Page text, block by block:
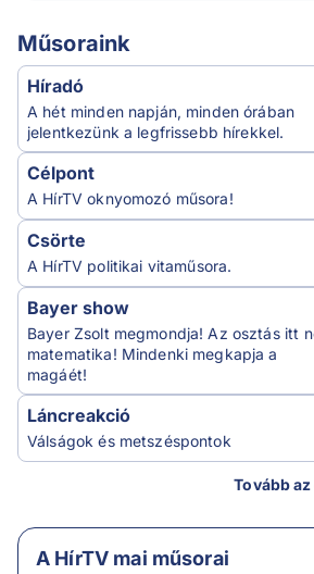
Műsoraink
Híradó
A hét minden napján, minden órában
jelentkezünk a legfrissebb hírekkel.
Célpont
A HírTV oknyomozó műsora!
Csörte
A HírTV politikai vitaműsora.
Bayer show
Bayer Zsolt megmondja! Az osztás itt
matematika! Mindenki megkapja a
magáét!
Láncreakció
Válságok és metszéspontok
Tovább
A HírTV mai műsorai